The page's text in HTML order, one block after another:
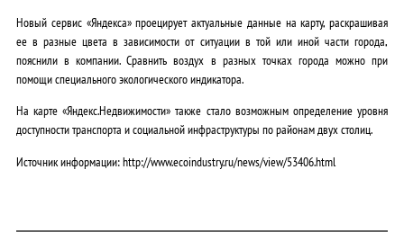
Новый сервис «Яндекса» проецирует актуальные данные на карту, раскрашивая
ее в разные цвета в зависимости от ситуации в той или иной части города,
пояснили в компании. Сравнить воздух в разных точках города можно при
помощи специального экологического индикатора.
На карте «Яндекс.Недвижимости» также стало возможным определение уровня
доступности транспорта и социальной инфраструктуры по районам двух столиц.
Источник информации: http://www.ecoindustry.ru/news/view/53406.html